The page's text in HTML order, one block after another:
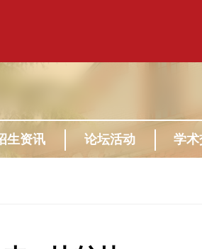
生资讯 论坛活动 学